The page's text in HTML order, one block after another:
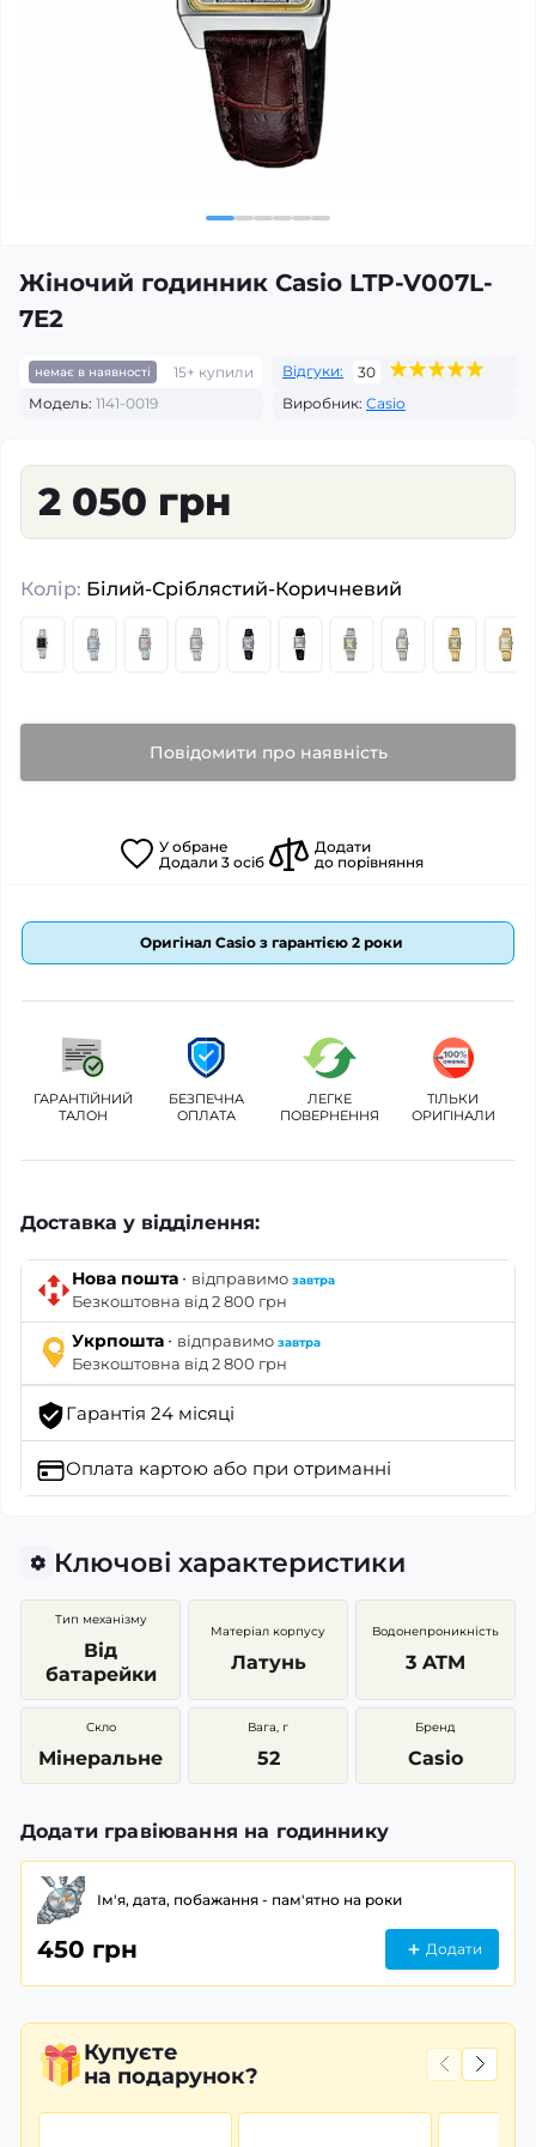
Жіночий годинник Casio LTP-V007L-
7E2
немає в наявності 15+ купили Відгуки:
30
Модель: 1141-0019 Виробник: Casio
2 050 грн
Колір: Білий-Сріблястий-Коричневий
Повідомити про наявність
У обране
Додали 3осіб
Додати
до порівняння
Оригінал Casio з гарантією 2 роки
ГАРАНТІЙНИЙ
ТАЛОН
БЕЗПЕЧНА
ОПЛАТА
ЛЕГКЕ
ПОВЕРНЕННЯ
ТІЛЬКИ
ОРИГІНАЛИ
Доставка у відділення:
Нова пошта · відправимо завтра
Безкоштовна від 2 800 грн
Укрпошта · відправимо завтра
Безкоштовна від 2 800 грн
Гарантія 24 місяці
Оплата картою або при отриманні
Ключові характеристики
Тип механізму
Від
батарейки
Матеріал корпусу
Латунь
Водонепроникність
3 ATM
Скло
Мінеральне
Вага, г
52
Бренд
Casio
Додати гравіювання на годиннику
Ім'я, дата, побажання - пам'ятно на роки
450 грн Додати
Купуєте
на подарунок?